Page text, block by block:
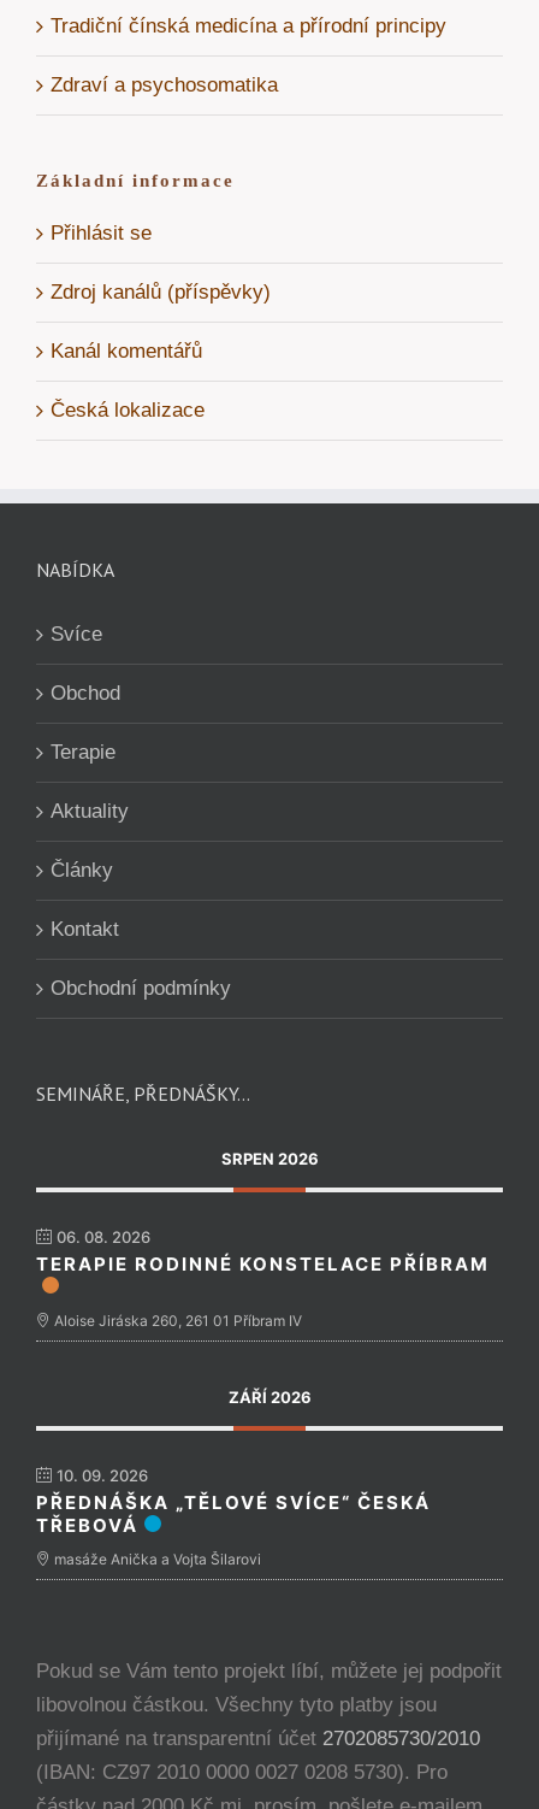
Tradiční čínská medicína a přírodní principy
Zdraví a psychosomatika
Základní informace
Přihlásit se
Zdroj kanálů (příspěvky)
Kanál komentářů
Česká lokalizace
NABÍDKA
Svíce
Obchod
Terapie
Aktuality
Články
Kontakt
Obchodní podmínky
SEMINÁŘE, PŘEDNÁŠKY…
SRPEN 2026
06. 08. 2026
TERAPIE RODINNÉ KONSTELACE PŘÍBRAM
Aloise Jiráska 260, 261 01 Příbram IV
ZÁŘÍ 2026
10. 09. 2026
PŘEDNÁŠKA „TĚLOVÉ SVÍCE“ ČESKÁ
TŘEBOVÁ
masáže Anička a Vojta Šilarovi
Pokud se Vám tento projekt líbí, můžete jej podpořit
libovolnou částkou. Všechny tyto platby jsou
přijímané na transparentní účet 2702085730/2010
(IBAN: CZ97 2010 0000 0027 0208 5730). Pro